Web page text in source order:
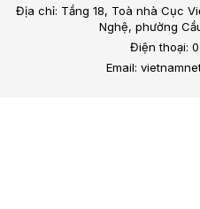
Địa chỉ: Tầng 18, Toà nhà Cục
Nghệ, phường
Điện thoại:
Email: